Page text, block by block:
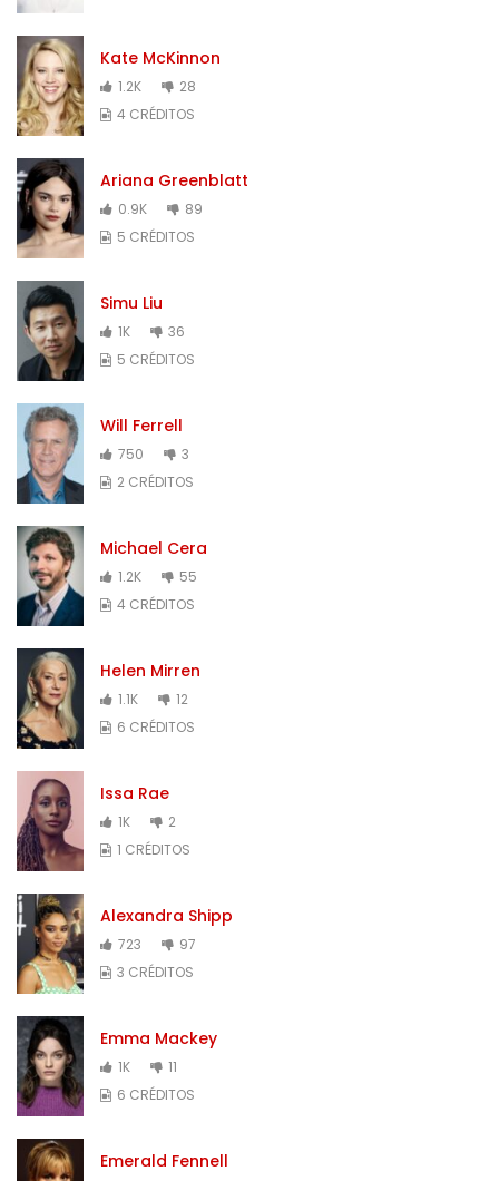
Kate McKinnon
1.2K
28
4 CRÉDITOS
Ariana Greenblatt
0.9K
89
5 CRÉDITOS
Simu Liu
1K
36
5 CRÉDITOS
Will Ferrell
750
3
2 CRÉDITOS
Michael Cera
1.2K
55
4 CRÉDITOS
Helen Mirren
1.1K
12
6 CRÉDITOS
Issa Rae
1K
2
1 CRÉDITOS
Alexandra Shipp
723
97
3 CRÉDITOS
Emma Mackey
1K
11
6 CRÉDITOS
Emerald Fennell